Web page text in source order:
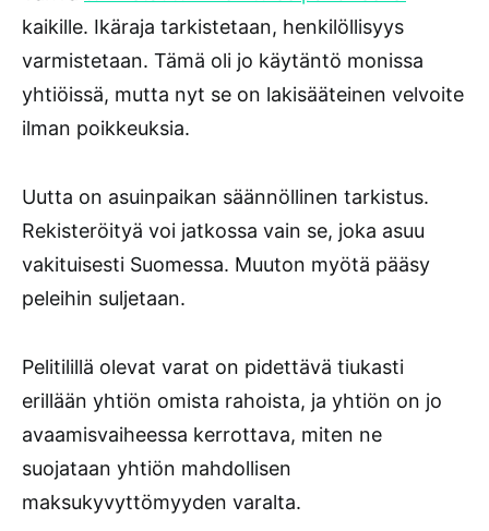
kaikille. Ikäraja tarkistetaan, henkilöllisyys
varmistetaan. Tämä oli jo käytäntö monissa
yhtiöissä, mutta nyt se on lakisääteinen velvoite
ilman poikkeuksia.
Uutta on asuinpaikan säännöllinen tarkistus.
Rekisteröityä voi jatkossa vain se, joka asuu
vakituisesti Suomessa. Muuton myötä pääsy
peleihin suljetaan.
Pelitilillä olevat varat on pidettävä tiukasti
erillään yhtiön omista rahoista, ja yhtiön on jo
avaamisvaiheessa kerrottava, miten ne
suojataan yhtiön mahdollisen
maksukyvyttömyyden varalta.